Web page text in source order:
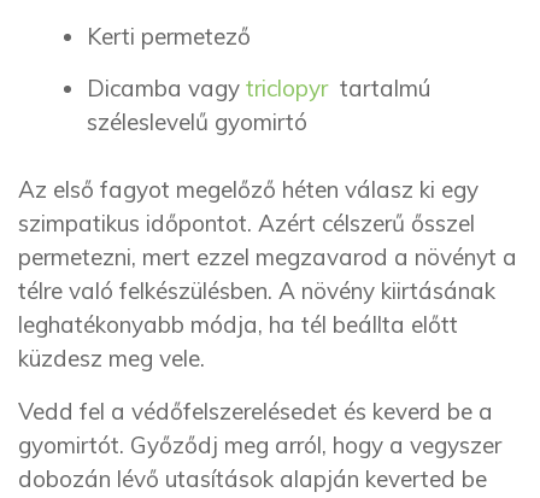
Kerti permetező
Dicamba vagy triclopyr tartalmú
széleslevelű gyomirtó
Az első fagyot megelőző héten válasz ki egy
szimpatikus időpontot. Azért célszerű ősszel
permetezni, mert ezzel megzavarod a növényt a
télre való felkészülésben. A növény kiirtásának
leghatékonyabb módja, ha tél beállta előtt
küzdesz meg vele.
Vedd fel a védőfelszerelésedet és keverd be a
gyomirtót. Győződj meg arról, hogy a vegyszer
dobozán lévő utasítások alapján keverted be